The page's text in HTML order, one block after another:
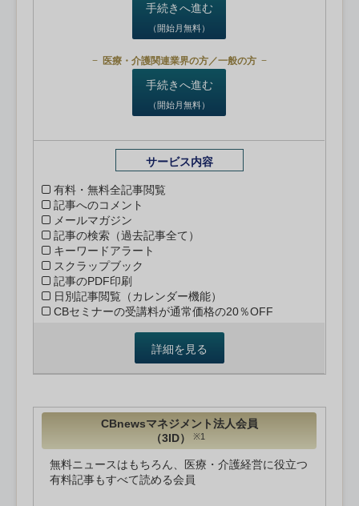
手続きへ進む
（開始月無料）
医療・介護関連業界の方／一般の方
手続きへ進む
（開始月無料）
サービス内容
有料・無料全記事閲覧
記事へのコメント
メールマガジン
記事の検索（過去記事全て）
キーワードアラート
スクラップブック
記事のPDF印刷
日別記事閲覧（カレンダー機能）
CBセミナーの受講料が通常価格の20％OFF
詳細を見る
CBnewsマネジメント法人会員
（3ID）
※1
無料ニュースはもちろん、医療・介護経営に役立つ
有料記事もすべて読める会員